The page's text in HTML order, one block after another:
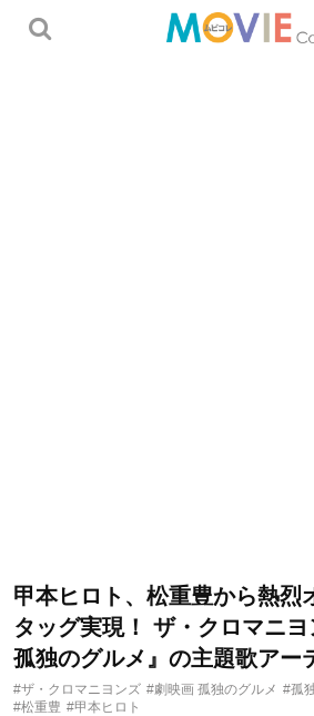
甲本ヒロト、松重豊から熱烈
タッグ実現！ ザ・クロマニ
孤独のグルメ』の主題歌アー
#ザ・クロマニヨンズ #劇映画 孤独のグルメ #孤
#松重豊 #甲本ヒロト